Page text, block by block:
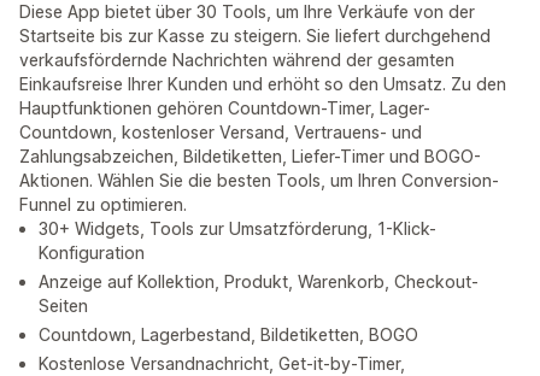
Diese App bietet über 30 Tools, um Ihre Verkäufe von der
Startseite bis zur Kasse zu steigern. Sie liefert durchgehend
verkaufsfördernde Nachrichten während der gesamten
Einkaufsreise Ihrer Kunden und erhöht so den Umsatz. Zu den
Hauptfunktionen gehören Countdown-Timer, Lager-
Countdown, kostenloser Versand, Vertrauens- und
Zahlungsabzeichen, Bildetiketten, Liefer-Timer und BOGO-
Aktionen. Wählen Sie die besten Tools, um Ihren Conversion-
Funnel zu optimieren.
30+ Widgets, Tools zur Umsatzförderung, 1-Klick-
Konfiguration
Anzeige auf Kollektion, Produkt, Warenkorb, Checkout-
Seiten
Countdown, Lagerbestand, Bildetiketten, BOGO
Kostenlose Versandnachricht, Get-it-by-Timer,